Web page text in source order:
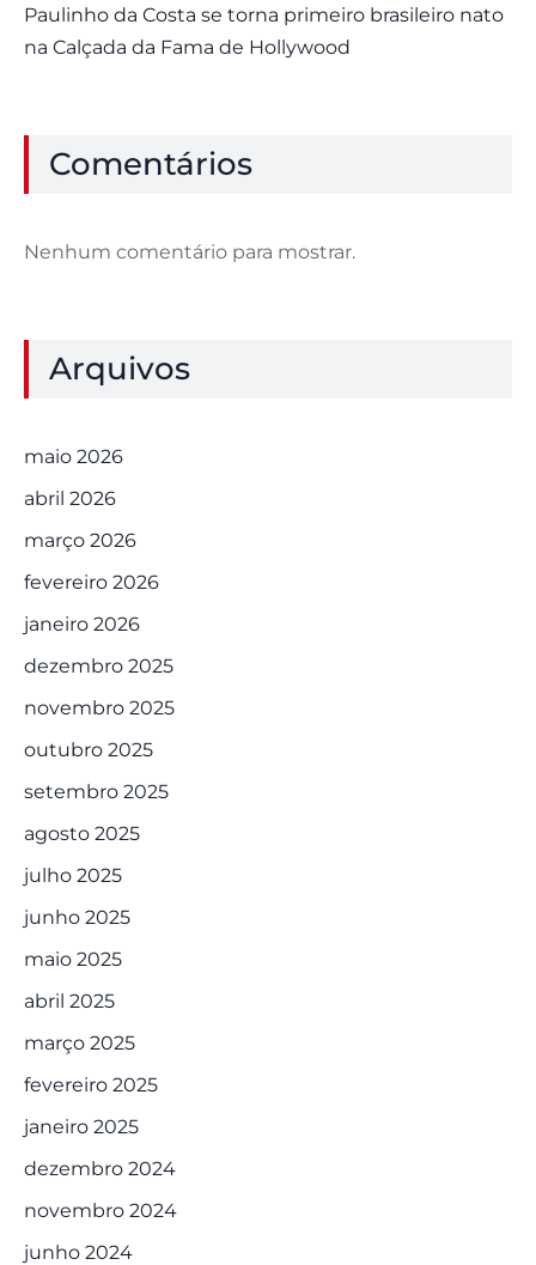
Paulinho da Costa se torna primeiro brasileiro nato
na Calçada da Fama de Hollywood
Comentários
Nenhum comentário para mostrar.
Arquivos
maio 2026
abril 2026
março 2026
fevereiro 2026
janeiro 2026
dezembro 2025
novembro 2025
outubro 2025
setembro 2025
agosto 2025
julho 2025
junho 2025
maio 2025
abril 2025
março 2025
fevereiro 2025
janeiro 2025
dezembro 2024
novembro 2024
junho 2024